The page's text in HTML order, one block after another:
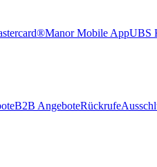
Manor Mobile AppUBS
B2B AngeboteRückrufe